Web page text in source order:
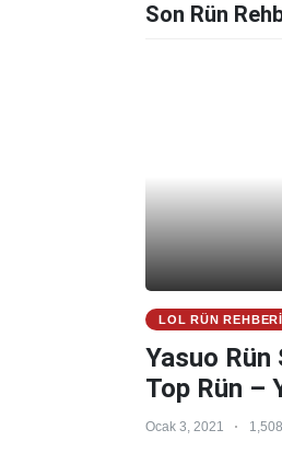
Son Rün
LOL RÜN REHBERI
Yasuo
Top Rün –
Ocak 3, 2021